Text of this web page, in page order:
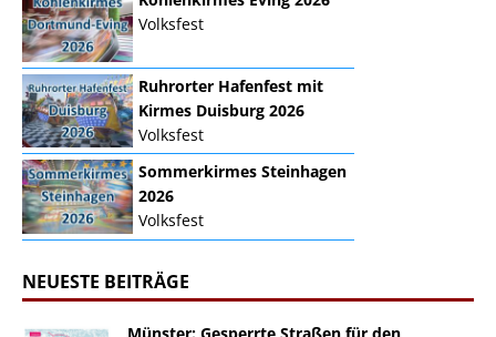
Volksfest
Ruhrorter Hafenfest mit
Kirmes Duisburg 2026
Volksfest
Sommerkirmes Steinhagen
2026
Volksfest
NEUESTE BEITRÄGE